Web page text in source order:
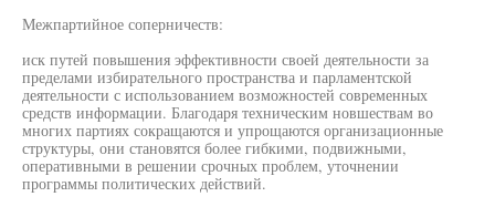
Межпартийное соперничеств:
иск путей повышения эффективности своей деятельности за
пределами избирательного пространства и парламентской
деятельности с использованием возможностей современных
средств информации. Благодаря техническим новшествам во
многих партиях сокращаются и упрощаются организационные
структуры, они становятся более гибкими, подвижными,
оперативными в решении срочных проблем, уточнении
программы политических действий.